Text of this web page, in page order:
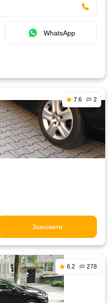
WhatsApp
7.6 2
Замовити
6.2 278